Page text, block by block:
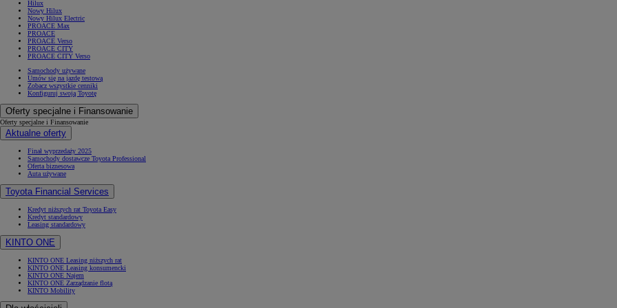
Hilux
Nowy Hilux
Nowy Hilux Electric
PROACE Max
PROACE
PROACE Verso
PROACE CITY
PROACE CITY Verso
Samochody używane
Umów się na jazdę testową
Zobacz wszystkie cenniki
Konfiguruj swoją Toyotę
Oferty specjalne i Finansowanie
Oferty specjalne i Finansowanie
Aktualne oferty
Finał wyprzedaży 2025
Samochody dostawcze Toyota Professional
Oferta biznesowa
Auta używane
Toyota Financial Services
Kredyt niższych rat Toyota Easy
Kredyt standardowy
Leasing standardowy
KINTO ONE
KINTO ONE Leasing niższych rat
KINTO ONE Leasing konsumencki
KINTO ONE Najem
KINTO ONE Zarządzanie flotą
KINTO Mobility